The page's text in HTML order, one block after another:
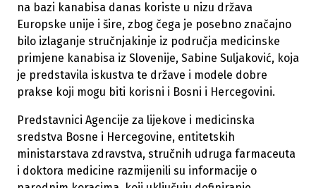
na bazi kanabisa danas koriste u nizu država
Europske unije i šire, zbog čega je posebno značajno
bilo izlaganje stručnjakinje iz područja medicinske
primjene kanabisa iz Slovenije, Sabine Suljaković, koja
je predstavila iskustva te države i modele dobre
prakse koji mogu biti korisni i Bosni i Hercegovini.
Predstavnici Agencije za lijekove i medicinska
sredstva Bosne i Hercegovine, entitetskih
ministarstava zdravstva, stručnih udruga farmaceuta
i doktora medicine razmijenili su informacije o